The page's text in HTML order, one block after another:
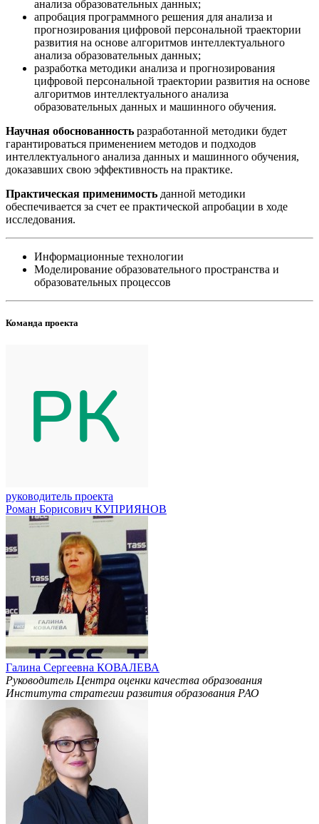
анализа образовательных данных;
апробация программного решения для анализа и
прогнозирования цифровой персональной траектории
развития на основе алгоритмов интеллектуального
анализа образовательных данных;
разработка методики анализа и прогнозирования
цифровой персональной траектории развития на основе
алгоритмов интеллектуального анализа
образовательных данных и машинного обучения.
Научная обоснованность разработанной методики будет
гарантироваться применением методов и подходов
интеллектуального анализа данных и машинного обучения,
доказавших свою эффективность на практике.
Практическая применимость данной методики
обеспечивается за счет ее практической апробации в ходе
исследования.
Информационные технологии
Моделирование образовательного пространства и
образовательных процессов
Команда проекта
руководитель проекта
Роман Борисович КУПРИЯНОВ
Галина Сергеевна КОВАЛЕВА
Руководитель Центра оценки качества образования
Института стратегии развития образования РАО